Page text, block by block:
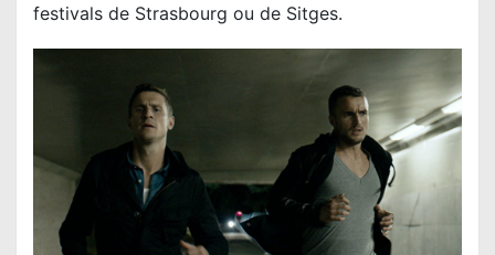
festivals de Strasbourg ou de Sitges.